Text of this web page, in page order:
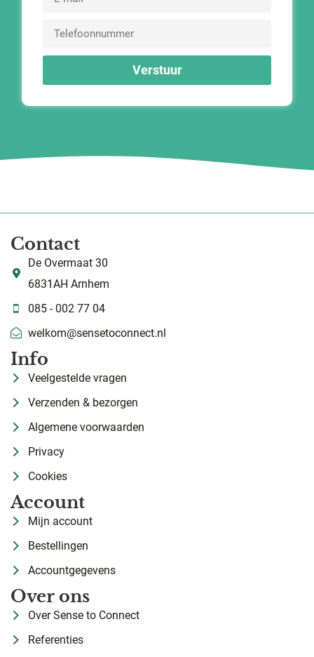
Verstuur
Contact
De Overmaat 30
6831AH Arnhem
085 - 002 77 04
welkom@sensetoconnect.nl
Info
Veelgestelde vragen
Verzenden & bezorgen
Algemene voorwaarden
Privacy
Cookies
Account
Mijn account
Bestellingen
Accountgegevens
Over ons
Over Sense to Connect
Referenties